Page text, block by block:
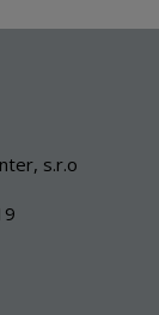
s.r.o